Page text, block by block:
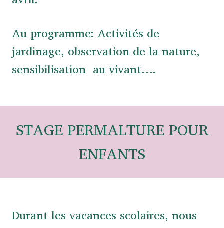
Au programme: Activités de
jardinage, observation de la nature,
sensibilisation au vivant….
STAGE PERMALTURE POUR
ENFANTS
Durant les vacances scolaires, nous